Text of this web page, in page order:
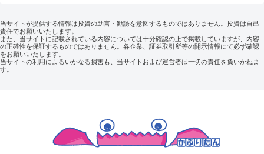
当サイトが提供する情報は投資の助言・勧誘を意図するものではありません。投資は自己
責任でお願いいたします。
また、当サイトに記載されている内容については十分確認の上で掲載していますが、内容
の正確性を保証するものではありません。各企業、証券取引所等の開示情報にて必ず確認
をお願いいたします。
当サイトの利用によるいかなる損害も、当サイトおよび運営者は一切の責任を負いかねま
す。